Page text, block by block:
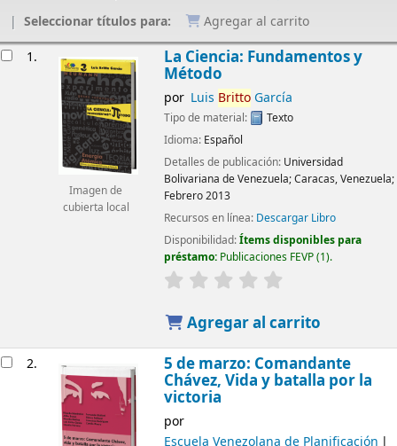
Seleccionar títulos para:
Agregar al carrito
1.
Imagen de
cubierta local
La Ciencia: Fundamentos y
Método
por Luis BrittoGarcía
Tipo de material:
Texto
Idioma: Español
Detalles de publicación: Universidad
Bolivariana de Venezuela;Caracas, Venezuela;
Febrero 2013
Recursos en línea: Descargar Libro
Disponibilidad:Ítems disponibles para
préstamo: Publicaciones FEVP(1).
Agregar al carrito
2. 5 de marzo: Comandante
Chávez, Vida y batalla por la
victoria
por
Escuela Venezolana de Planificación